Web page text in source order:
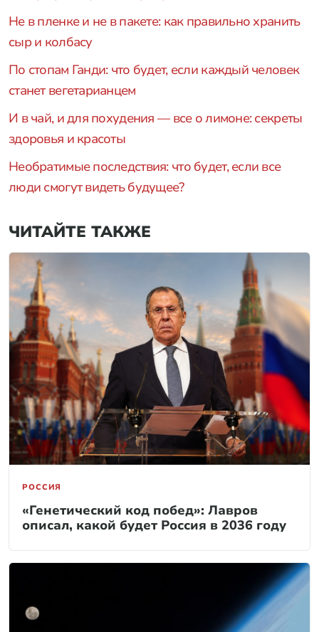
Не в пленке и не в пакете: как правильно хранить
сыр и колбасу
По стопам Ганди: что будет, если каждый человек
станет вегетарианцем
И в чай, и для похудения — все о лимоне: секреты
здоровья и красоты
Необратимые последствия: что будет, если все
люди смогут видеть будущее?
ЧИТАЙТЕ ТАКЖЕ
РОССИЯ
«Генетический код побед»: Лавров
описал, какой будет Россия в 2036 году